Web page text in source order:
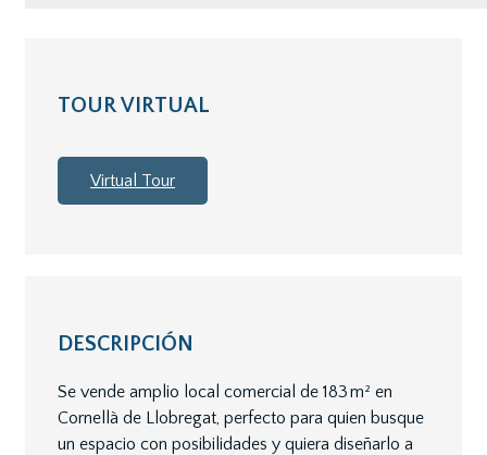
TOUR VIRTUAL
Virtual Tour
DESCRIPCIÓN
Se vende amplio local comercial de 183 m² en
Cornellà de Llobregat, perfecto para quien busque
un espacio con posibilidades y quiera diseñarlo a